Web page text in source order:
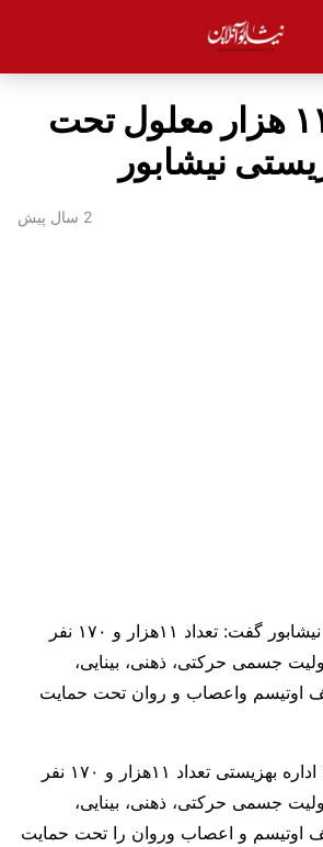
💢بیش از ۱۱ هزار معلول تحت
نیشابور
2 سال پیش
رئیس اداره بهزیستی نیشابور گفت: تعداد ۱۱هزار و ۱۷۰ نفر
جسمی حرکتی، ذهنی، بینایی،
اوتیسم واعصاب و روان تحت حمایت
علی صدر اظهار کرد: اداره بهزیستی تعداد ۱۱هزار و ۱۷۰ نفر
جسمی حرکتی، ذهنی، بینایی،
اوتیسم و اعصاب وروان را تحت حمایت